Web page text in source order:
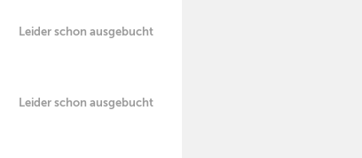
Leider schon ausgebucht
Leider schon ausgebucht